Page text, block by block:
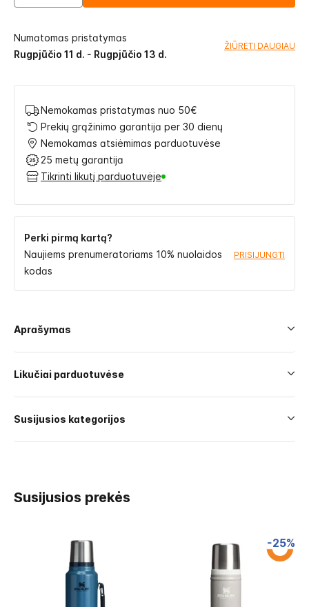
Numatomas pristatymas
Rugpjūčio 11 d. - Rugpjūčio 13 d.
ŽIŪRĖTI DAUGIAU
Nemokamas pristatymas nuo 50€
Prekių grąžinimo garantija per 30 dienų
Nemokamas atsiėmimas parduotuvėse
25 metų garantija
Tikrinti likutį parduotuvėje
Perki pirmą kartą?
Naujiems prenumeratoriams 10% nuolaidos
kodas
PRISIJUNGTI
Aprašymas
Likučiai parduotuvėse
Susijusios kategorijos
Susijusios prekės
-25%